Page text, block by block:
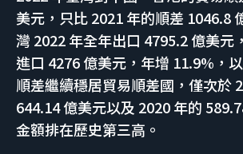
美元，只比 2021 年的順差 1046.8
灣 2022 年全年出口 4795.2 億美元
進口 4276 億美元，年增 11.9%，
順差繼續穩居貿易順差國，僅次於
644.14 億美元以及 2020 年的
金額排在歷史第三高。